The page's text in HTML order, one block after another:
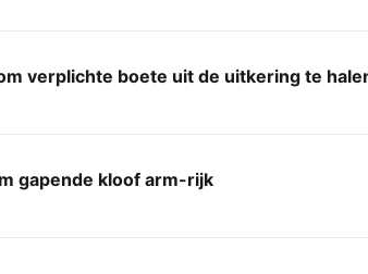
verplichte boete uit de uitkering te
gapende kloof arm-rijk